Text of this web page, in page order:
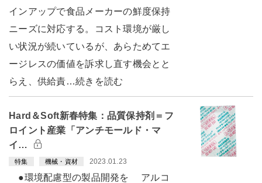
インアップで食品メーカーの鮮度保持
ニーズに対応する。コスト環境が厳し
い状況が続いているが、あらためてエ
ージレスの価値を訴求し直す機会とと
らえ、供給責…続きを読む
Hard＆Soft新春特集：品質保持剤＝フ
ロイント産業「アンチモールド・マ
イ…
特集 機械・資材 2023.01.23
●環境配慮型の製品開発を アルコ